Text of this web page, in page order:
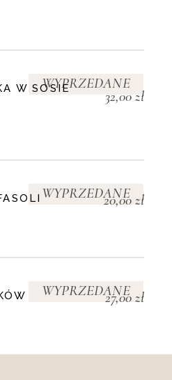
WYPRZEDANE
W SOSIE
32,00zł
WYPRZEDANE
20,00zł
WYPRZEDANE
27,00zł